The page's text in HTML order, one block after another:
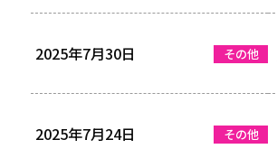
2025年7月30日 その他
2025年7月24日 その他